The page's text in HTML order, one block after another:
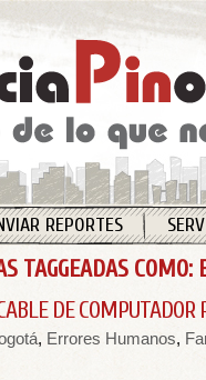
REPORTES
TAGGEADAS COMO:
DE COMPUTADOR
, Errores Humanos,